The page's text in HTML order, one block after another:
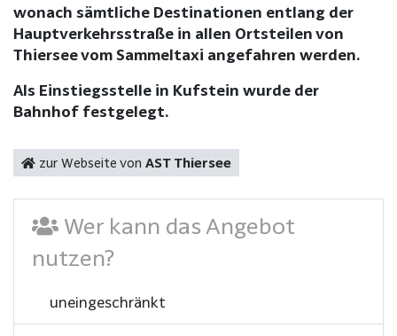
wonach sämtliche Destinationen entlang der
Hauptverkehrsstraße in allen Ortsteilen von
Thiersee vom Sammeltaxi angefahren werden.
Als Einstiegsstelle in Kufstein wurde der
Bahnhof festgelegt.
zur Webseite von AST Thiersee
Wer kann das Angebot
nutzen?
uneingeschränkt